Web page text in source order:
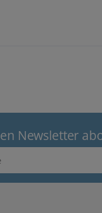
Newsletter